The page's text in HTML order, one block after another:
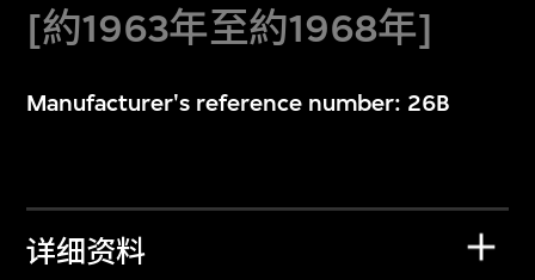
[約1963年至約1968年]
Manufacturer's reference number: 26B
详细资料